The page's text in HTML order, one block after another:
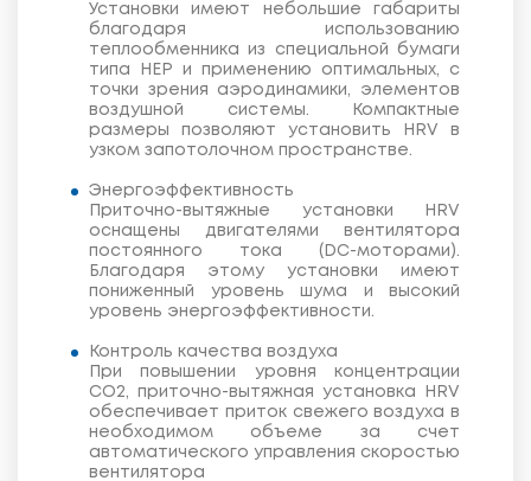
Установки имеют небольшие габариты
благодаря использованию
теплообменника из специальной бумаги
типа HEP и применению оптимальных, с
точки зрения аэродинамики, элементов
воздушной системы. Компактные
размеры позволяют установить HRV в
узком запотолочном пространстве.
Энергоэффективность
Приточно-вытяжные установки HRV
оснащены двигателями вентилятора
постоянного тока (DC-моторами).
Благодаря этому установки имеют
пониженный уровень шума и высокий
уровень энергоэффективности.
Контроль качества воздуха
При повышении уровня концентрации
CO2, приточно-вытяжная установка HRV
обеспечивает приток свежего воздуха в
необходимом объеме за счет
автоматического управления скоростью
вентилятора